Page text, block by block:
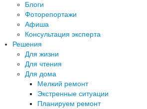
Блоги
Фоторепортажи
Афиша
Консультация эксперта
Решения
Для жизни
Для чтения
Для дома
Мелкий ремонт
Экстренные ситуации
Планируем ремонт